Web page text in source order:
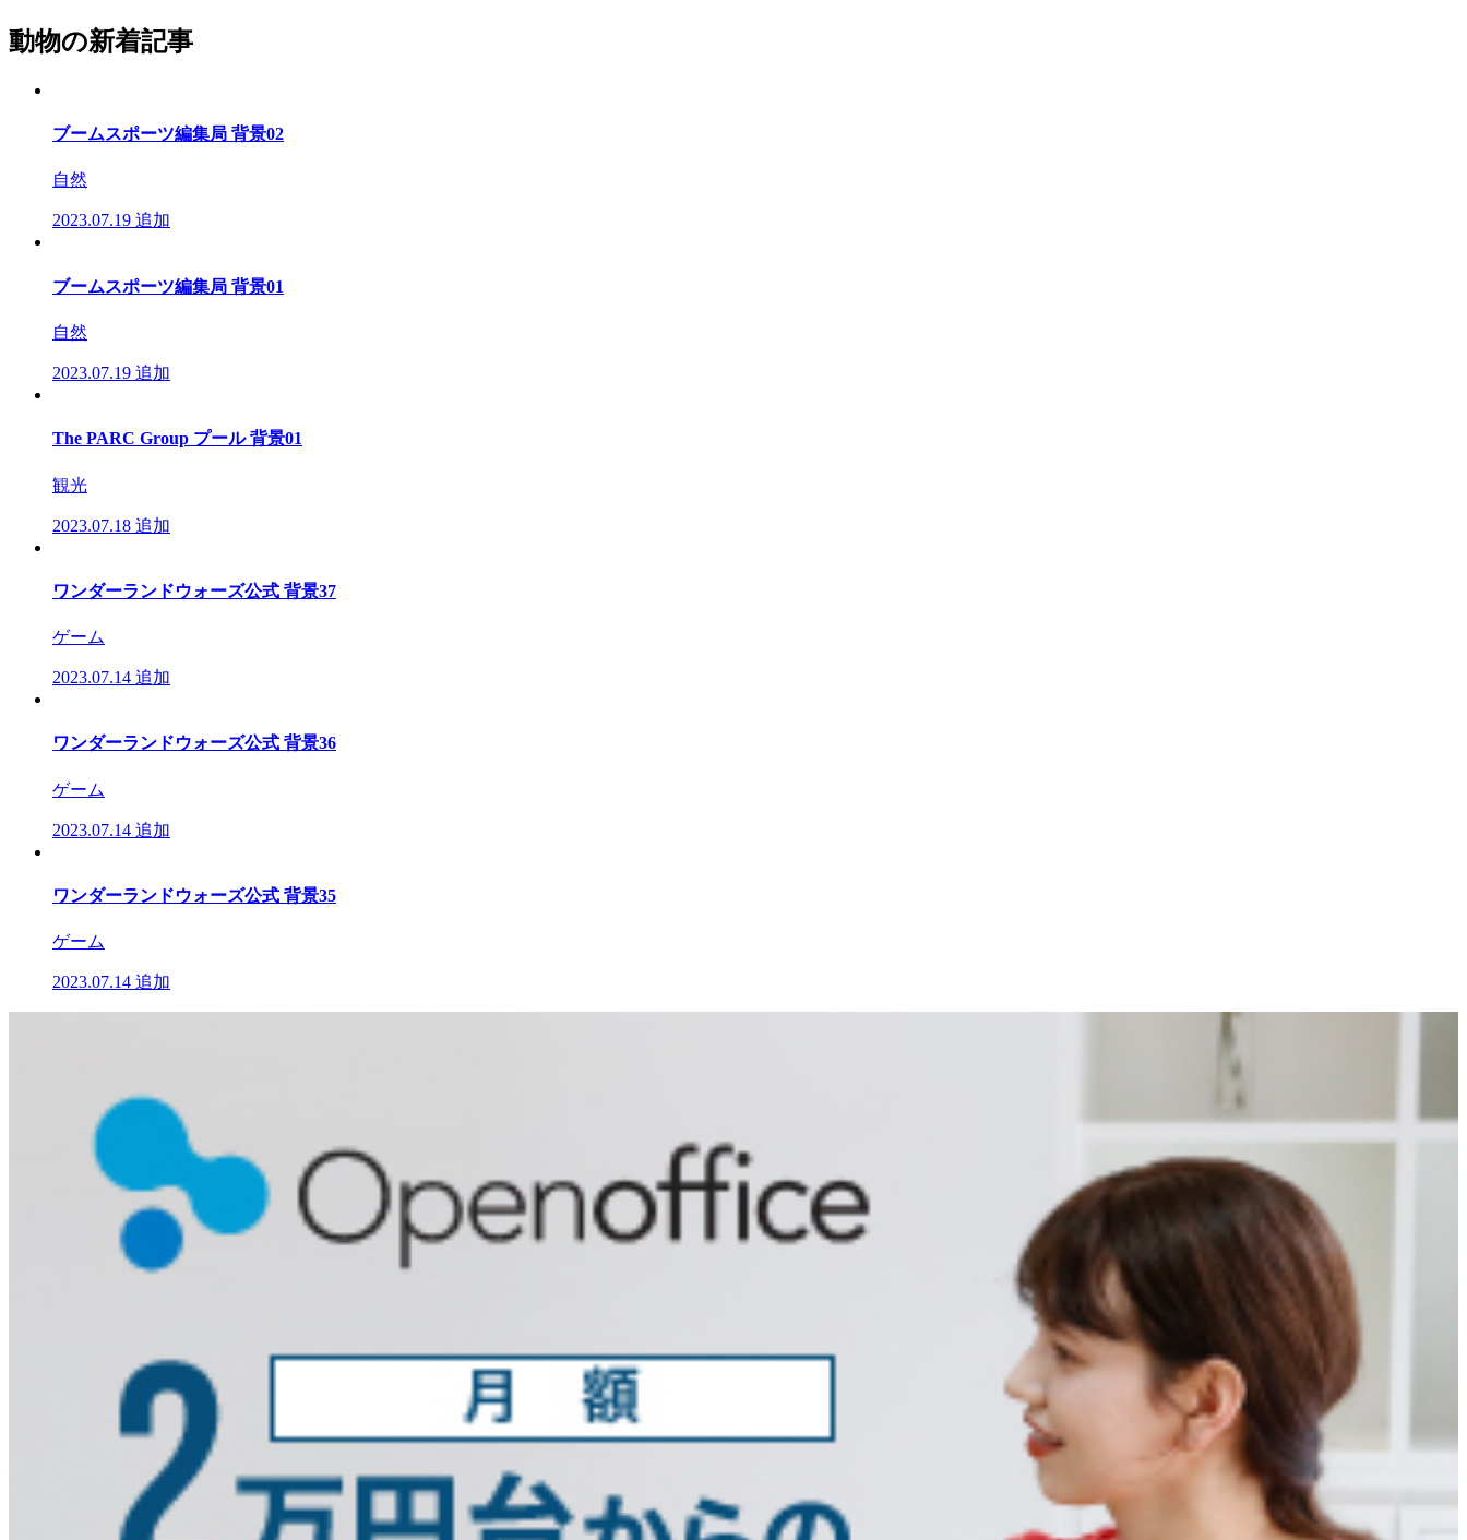
動物の新着記事
ブームスポーツ編集局 背景02
自然
2023.07.19 追加
ブームスポーツ編集局 背景01
自然
2023.07.19 追加
The PARC Group プール 背景01
観光
2023.07.18 追加
ワンダーランドウォーズ公式 背景37
ゲーム
2023.07.14 追加
ワンダーランドウォーズ公式 背景36
ゲーム
2023.07.14 追加
ワンダーランドウォーズ公式 背景35
ゲーム
2023.07.14 追加